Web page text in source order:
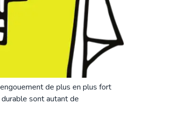
de plus en plus fort
sont autant de